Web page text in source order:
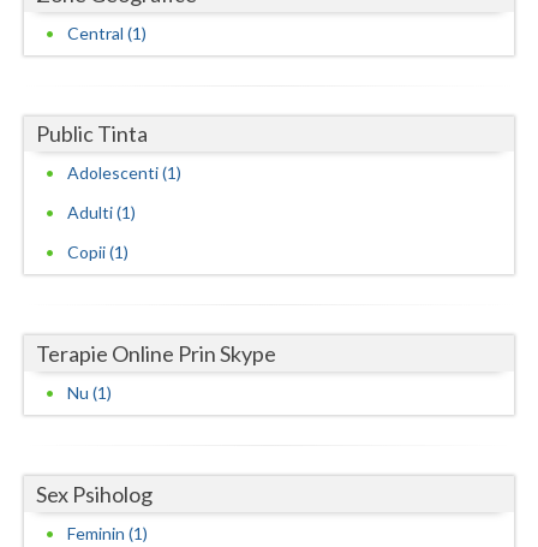
Maramures
Mehedinti
Neamt
Olt
Prahova
Satu-Mare
Sibiu
Teleorman
Timis
Central (1)
Public Tinta
Adolescenti (1)
Adulti (1)
Copii (1)
Terapie Online Prin Skype
Nu (1)
Sex Psiholog
Feminin (1)